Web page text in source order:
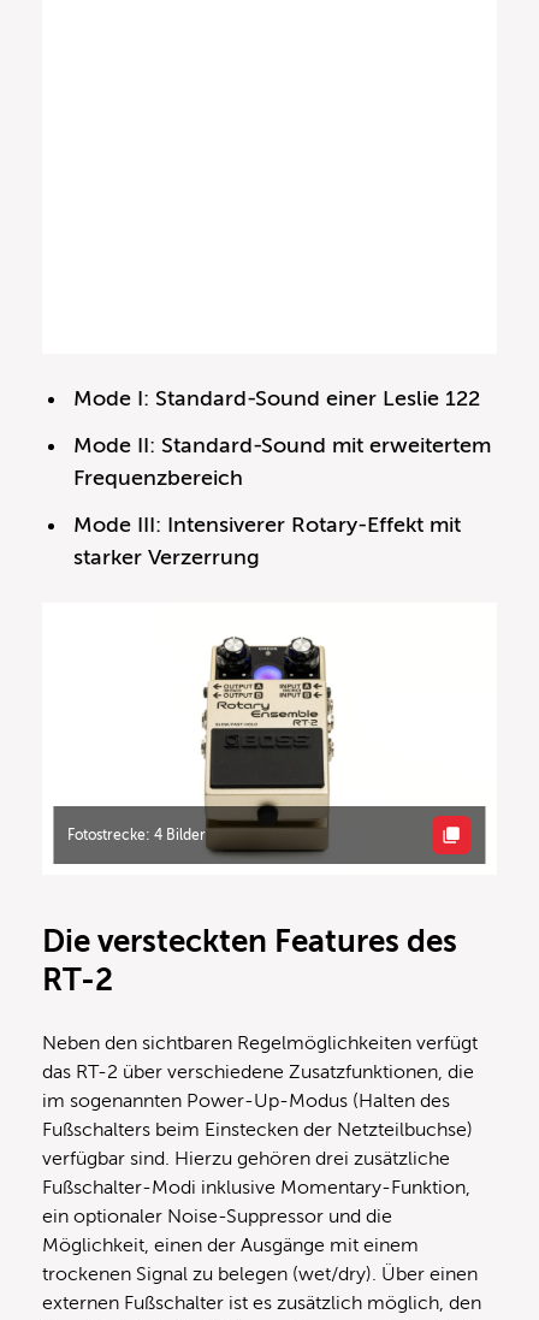
Mode I: Standard-Sound einer Leslie 122
Mode II: Standard-Sound mit erweitertem
Frequenzbereich
Mode III: Intensiverer Rotary-Effekt mit
starker Verzerrung
Fotostrecke: 4 Bilder
Die versteckten Features des
RT-2
Neben den sichtbaren Regelmöglichkeiten verfügt
das RT-2 über verschiedene Zusatzfunktionen, die
im sogenannten Power-Up-Modus (Halten des
Fußschalters beim Einstecken der Netzteilbuchse)
verfügbar sind. Hierzu gehören drei zusätzliche
Fußschalter-Modi inklusive Momentary-Funktion,
ein optionaler Noise-Suppressor und die
Möglichkeit, einen der Ausgänge mit einem
trockenen Signal zu belegen (wet/dry). Über einen
externen Fußschalter ist es zusätzlich möglich, den